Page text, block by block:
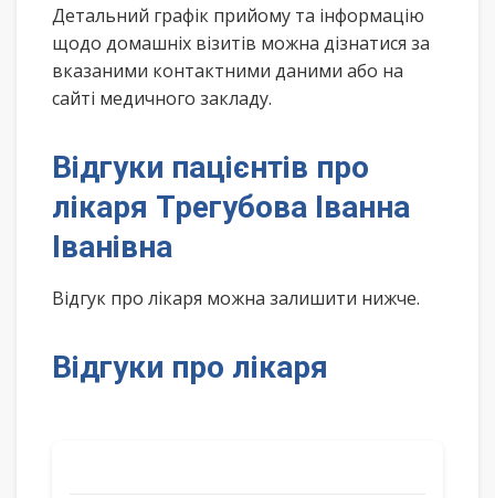
Детальний графік прийому та інформацію
щодо домашніх візитів можна дізнатися за
вказаними контактними даними або на
сайті медичного закладу.
Відгуки пацієнтів про
лікаря Трегубова Іванна
Іванівна
Відгук про лікаря можна залишити нижче.
Відгуки про лікаря